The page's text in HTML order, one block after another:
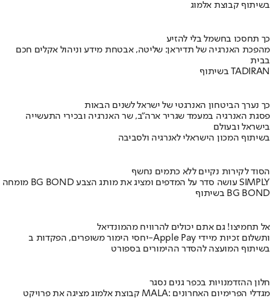
בשיתוף קבוצת אלמוג
כך תחסכו בחשמל בלי להזיע
מהפכת האנרגיה של תדיראן: שליטה, אבטחת מידע וניהול אקלים חכם
בבית
בשיתוף TADIRAN
כך נערך הביטחון האנרגטי של ישראל לשנים הבאות
פסגת האנרגיה במעמד שגריר ארה"ב, שר האנרגיה ובכירי התעשייה
בישראל ובעולם
בשיתוף המכון הישראלי לאנרגיה ולסביבה
הסוד לקירות נקיים ללא כתמים נחשף
מומחה BG BOND עושה סדר על המדפים ומציג את מותג הצבע SIMPLY
בשיתוף BG BOND
אל תחמיצו! גם אתם יכולים להרוויח מהמונדיאל
יחסי הימור משופרים, הפקדות ב-Apple Pay ותשלום זכיות מיידי
בשיתוף המועצה להסדר ההימורים בספורט
חלון ההזדמנויות בכפר גנים נסגר
קבוצת אלמוג מציגה את פרויקט MALA: מגדלי הפרימיום האחרונים